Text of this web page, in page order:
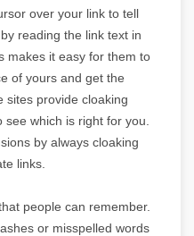
over your link to tell
reading the link text in
makes it easy for them to
of yours and get the
sites provide cloaking
which is right for you.
by always cloaking
links.
people can remember.
or misspelled words